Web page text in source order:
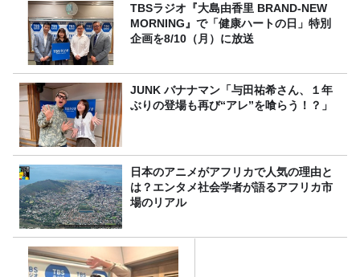
TBSラジオ『大島由香里 BRAND-NEW
MORNING』で「健康ハートの日」特別
企画を8/10（月）に放送
JUNK バナナマン「与田祐希さん、１年
ぶりの登場も再び“アレ”を喰らう！？」
日本のアニメがアフリカで人気の理由と
は？エンタメ社会学者が語るアフリカ市
場のリアル